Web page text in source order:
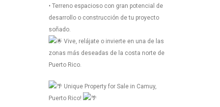
• Terreno espacioso con gran potencial de
desarrollo o construcción de tu proyecto
soñado.
Vive, relájate o invierte en una de las
zonas más deseadas de la costa norte de
Puerto Rico.
Unique Property for Sale in Camuy,
Puerto Rico!